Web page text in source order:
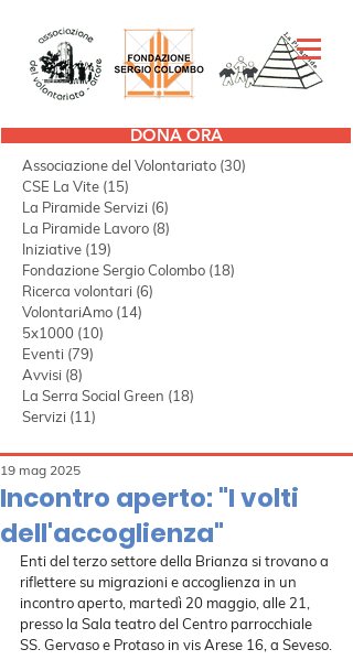
DONA ORA
Tutti i post(298)298 post
Associazione del Volontariato (30)
CSE La Vite (15)
La Piramide Servizi (6)
La Piramide Lavoro (8)
Iniziative (19)
Fondazione Sergio Colombo (18)
Ricerca volontari (6)
VolontariAmo (14)
5x1000 (10)
Eventi (79)
Avvisi (8)
La Serra Social Green (18)
Servizi (11)
Incontro aperto: "I volti
dell'accoglienza"
19 mag 2025
Enti del terzo settore della Brianza si trovano a
riflettere su migrazioni e accoglienza in un
incontro aperto, martedì 20 maggio, alle 21,
presso la Sala teatro del Centro parrocchiale
SS. Gervaso e Protaso in vis Arese 16, a Seveso.